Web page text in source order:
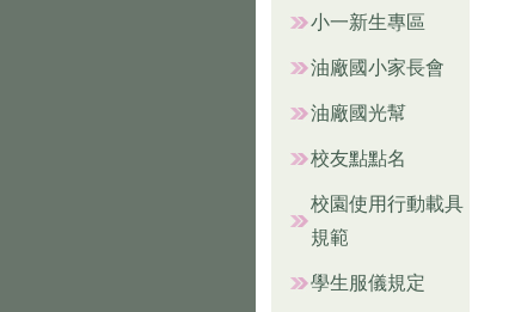
小一新生專區
油廠國小家長會
油廠國光幫
校友點點名
校園使用行動載具
規範
學生服儀規定